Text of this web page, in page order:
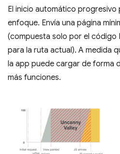
El inicio automático progresivo
enfoque. Envía una página
(compuesta solo por el código
para la ruta actual). A medida
la app puede cargar de forma
más funciones.